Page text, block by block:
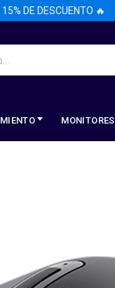
DE DESCUENTO 🔥
MONITORES